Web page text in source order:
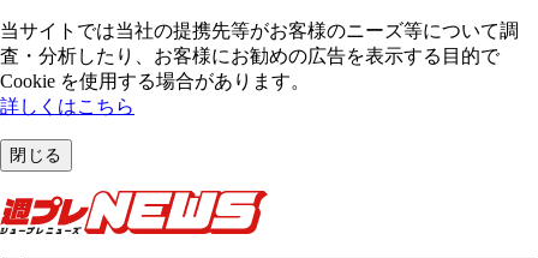
当サイトでは当社の提携先等がお客様のニーズ等について調
査・分析したり、お客様にお勧めの広告を表⽰する⽬的で
Cookie を使⽤する場合があります。
詳しくはこちら
閉じる